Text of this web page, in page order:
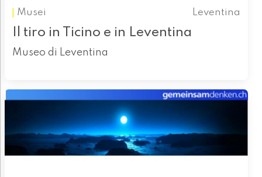
Musei
Leventina
Il tiro in Ticino e in Leventina
Museo di Leventina